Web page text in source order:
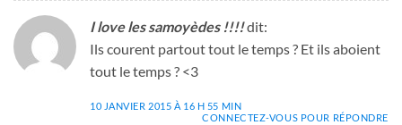
I love les samoyèdes !!!!dit:
Ils courent partout tout le temps ? Et ils aboient
tout le temps ? <3
10 JANVIER 2015 À 16 H 55 MIN
CONNECTEZ-VOUS POUR RÉPONDRE